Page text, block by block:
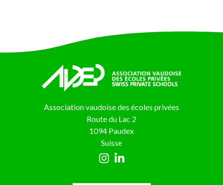
Association vaudoise des écoles privées
Route du Lac 2
1094 Paudex
Suisse